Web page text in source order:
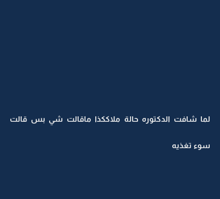
لما شافت الدكتوره حالة ملاككذا ماقالت شي بس قالت
سوء تغذيه